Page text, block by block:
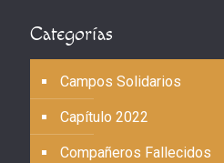
Categorías
Campos Solidarios
Capítulo 2022
Compañeros Fallecidos